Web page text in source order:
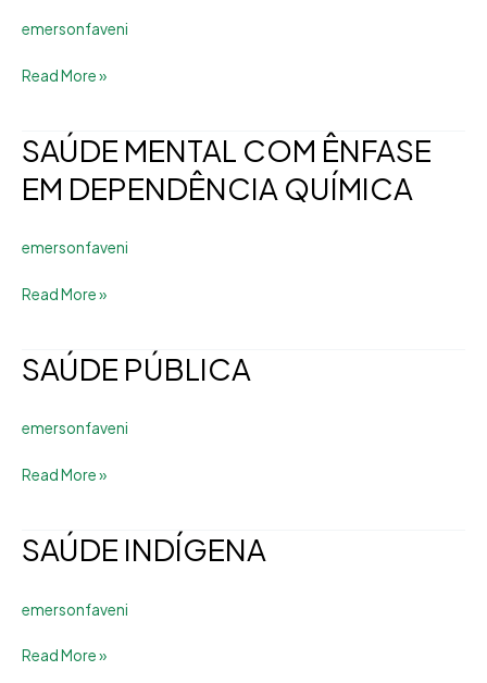
emersonfaveni
Read More »
SAÚDE MENTAL COM ÊNFASE
EM DEPENDÊNCIA QUÍMICA
emersonfaveni
SAÚDE
COM
EM
Read More »
SAÚDE PÚBLICA
emersonfaveni
SAÚDE
Read More »
SAÚDE INDÍGENA
emersonfaveni
SAÚDE
Read More »